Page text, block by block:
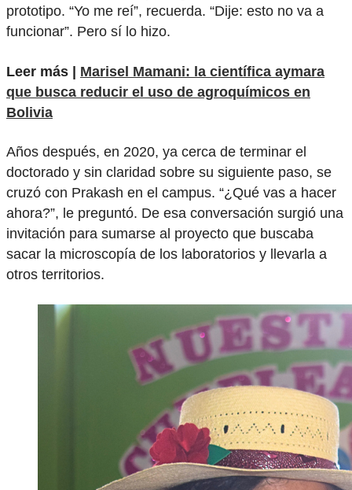
prototipo. “Yo me reí”, recuerda. “Dije: esto no va a
funcionar”. Pero sí lo hizo.
Leer más | Marisel Mamani: la científica aymara
que busca reducir el uso de agroquímicos en
Bolivia
Años después, en 2020, ya cerca de terminar el
doctorado y sin claridad sobre su siguiente paso, se
cruzó con Prakash en el campus. “¿Qué vas a hacer
ahora?”, le preguntó. De esa conversación surgió una
invitación para sumarse al proyecto que buscaba
sacar la microscopía de los laboratorios y llevarla a
otros territorios.